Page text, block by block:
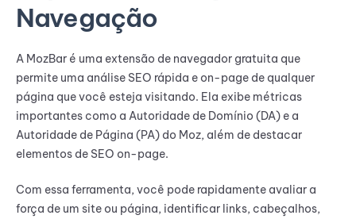
Navegação
A MozBar é uma extensão de navegador gratuita que
permite uma análise SEO rápida e on-page de qualquer
página que você esteja visitando. Ela exibe métricas
importantes como a Autoridade de Domínio (DA) e a
Autoridade de Página (PA) do Moz, além de destacar
elementos de SEO on-page.
Com essa ferramenta, você pode rapidamente avaliar a
força de um site ou página, identificar links, cabeçalhos,